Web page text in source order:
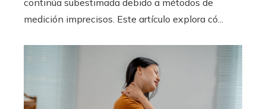
medición imprecisos. Este artículo explora có...